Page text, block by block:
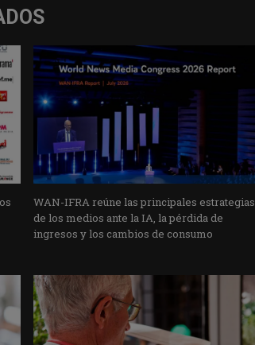
WAN-IFRA reúne las principales estrategias
de los medios ante la IA, la pérdida de
ingresos y los cambios de consumo